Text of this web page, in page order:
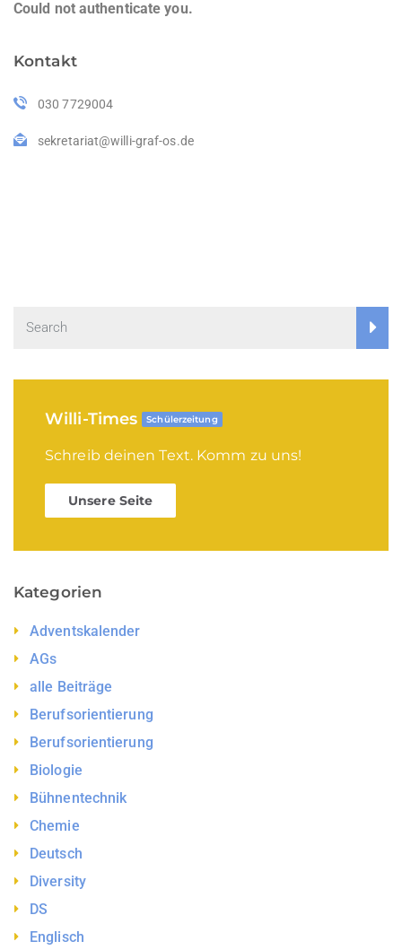
Could not authenticate you.
Kontakt
030 7729004
sekretariat@willi-graf-os.de
Willi-Times Schülerzeitung
Schreib deinen Text. Komm zu uns!
Unsere Seite
Kategorien
Adventskalender
AGs
alle Beiträge
Berufsorientierung
Berufsorientierung
Biologie
Bühnentechnik
Chemie
Deutsch
Diversity
DS
Englisch